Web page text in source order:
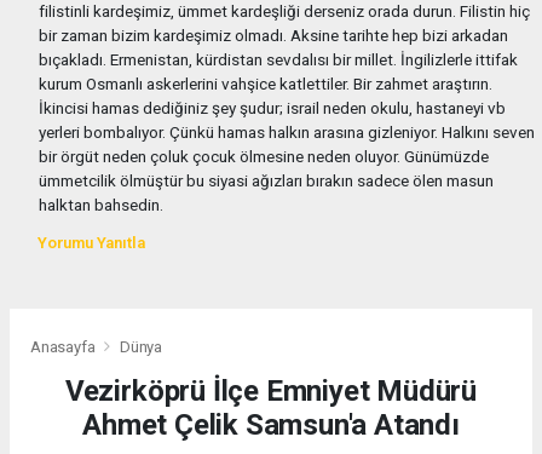
filistinli kardeşimiz, ümmet kardeşliği derseniz orada durun. Filistin hiç
bir zaman bizim kardeşimiz olmadı. Aksine tarihte hep bizi arkadan
bıçakladı. Ermenistan, kürdistan sevdalısı bir millet. İngilizlerle ittifak
kurum Osmanlı askerlerini vahşice katlettiler. Bir zahmet araştırın.
İkincisi hamas dediğiniz şey şudur; israil neden okulu, hastaneyi vb
yerleri bombalıyor. Çünkü hamas halkın arasına gizleniyor. Halkını seven
bir örgüt neden çoluk çocuk ölmesine neden oluyor. Günümüzde
ümmetcilik ölmüştür bu siyasi ağızları bırakın sadece ölen masun
halktan bahsedin.
Yorumu Yanıtla
Anasayfa Dünya
Vezirköprü İlçe Emniyet Müdürü
Ahmet Çelik Samsun'a Atandı